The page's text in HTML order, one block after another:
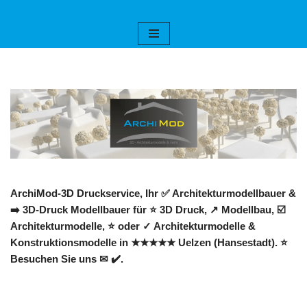
ArchiMod-3D Druckservice, Ihr ✅ Architekturmodellbauer &
➡️ 3D-Druck Modellbauer für ⭐ 3D Druck, ↗️ Modellbau, ☑️
Architekturmodelle, ⭐ oder ✓ Architekturmodelle &
Konstruktionsmodelle in ★★★★★ Uelzen (Hansestadt). ⭐
Besuchen Sie uns ✉ ✔️.